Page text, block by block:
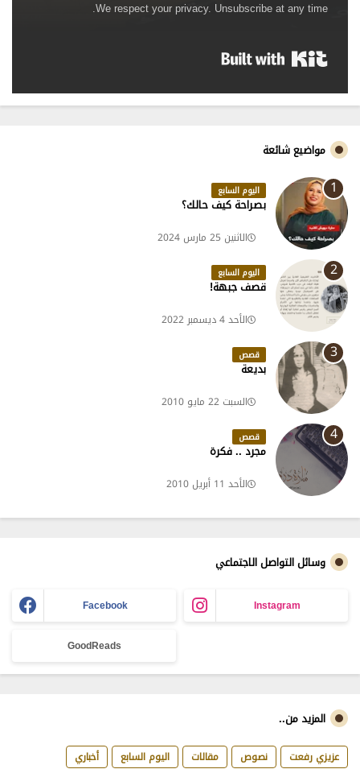
We respect your privacy. Unsubscribe at any time.
مواضيع شائعة
اليوم السابع
بصراحة كيف حالك؟
الاثنين 25 مارس 2024
اليوم السابع
قصف جبهة!
الأحد 4 ديسمبر 2022
قصص
بديعة
السبت 22 مايو 2010
قصص
مجرد .. فكرة
الأحد 11 أبريل 2010
وسائل التواصل الاجتماعي
Facebook Instagram
GoodReads
المزيد من..
عزيزي رفعت نصوص مقالات اليوم السابع أخباري